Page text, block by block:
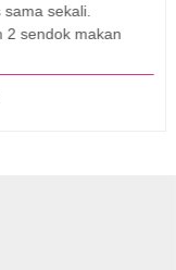
sekali.
2 sendok makan